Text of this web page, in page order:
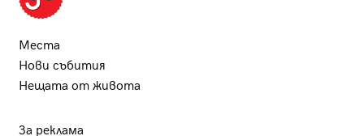
Места
Нови събития
Нещата от живота
За реклама